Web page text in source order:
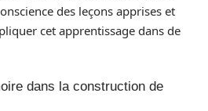
des leçons apprises et
cet apprentissage dans de
dans la construction de